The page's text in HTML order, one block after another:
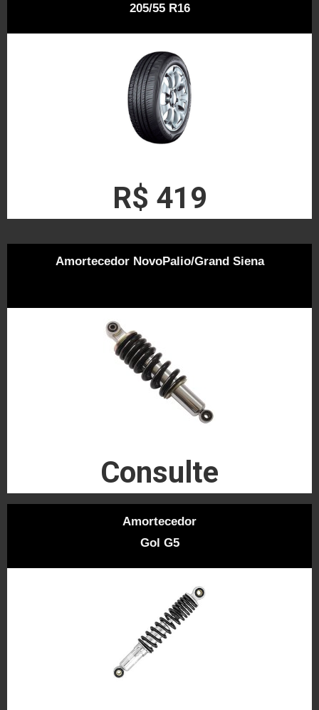
205/55 R16
R$ 419
Amortecedor NovoPalio/Grand Siena
Consulte
Amortecedor
Gol G5